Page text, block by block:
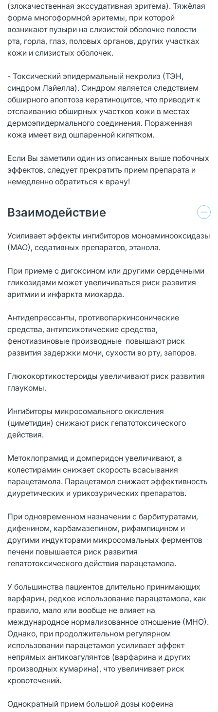
(злокачественная экссудативная эритема). Тяжёлая
форма многоформной эритемы, при которой
возникают пузыри на слизистой оболочке полости
рта, горла, глаз, половых органов, других участках
кожи и слизистых оболочек.
- Токсический эпидермальный некролиз (ТЭН,
синдром Лайелла). Синдром является следствием
обширного апоптоза кератиноцитов, что приводит к
отслаиванию обширных участков кожи в местах
дермоэпидермального соединения. Пораженная
кожа имеет вид ошпаренной кипятком.
Если Вы заметили один из описанных выше побочных
эффектов, следует прекратить прием препарата и
немедленно обратиться к врачу!
Взаимодействие
Усиливает эффекты ингибиторов моноаминооксидазы
(МАО), седативных препаратов, этанола.
При приеме с дигоксином или другими сердечными
гликозидами может увеличиваться риск развития
аритмии и инфаркта миокарда.
Антидепрессанты, противопаркинсонические
средства, антипсихотические средства,
фенотиазиновые производные повышают риск
развития задержки мочи, сухости во рту, запоров.
Глюкокортикостероиды увеличивают риск развития
глаукомы.
Ингибиторы микросомального окисления
(циметидин) снижают риск гепатотоксического
действия.
Метоклопрамид и домперидон увеличивают, а
колестирамин снижает скорость всасывания
парацетамола. Парацетамол снижает эффективность
диуретических и урикозурических препаратов.
При одновременном назначении с барбитуратами,
дифенином, карбамазепином, рифампицином и
другими индукторами микросомальных ферментов
печени повышается риск развития
гепатотоксического действия парацетамола.
У большинства пациентов длительно принимающих
варфарин, редкое использование парацетамола, как
правило, мало или вообще не влияет на
международное нормализованное отношение (МНО).
Однако, при продолжительном регулярном
использовании парацетамол усиливает эффект
непрямых антикоагулянтов (варфарина и других
производных кумарина), что увеличивает риск
кровотечений.
Однократный прием большой дозы кофеина